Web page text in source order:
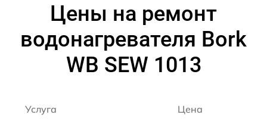
Цены на ремонт
водонагревателя Bork
WB SEW 1013
Услуга Цена